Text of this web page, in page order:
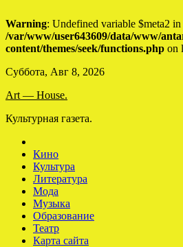
Warning: Undefined variable $meta2 in
/var/www/user643609/data/www/
content/themes/seek/functions.php on
Skip
content
Суббота, Авг 8, 2026
Art — House.
Культурная газета.
Кино
Культура
Литература
Мода
Музыка
Образование
Театр
Карта сайта